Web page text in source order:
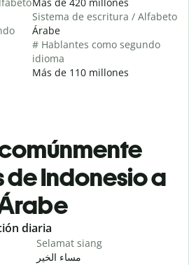
Sistema de escritura / Alfabeto
Árabe
# Hablantes como segundo
idioma
Más de 110 millones
Indonesio a
diaria
Selamat siang
مساء الخير